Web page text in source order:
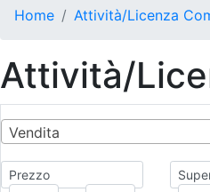
Home
Attività/Licenza
Attività/
Vendita
Prezzo